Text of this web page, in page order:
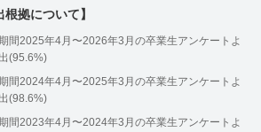
根拠について】
間2025年4月〜2026年3月の卒業生アンケートよ
(95.6%)
間2024年4月〜2025年3月の卒業生アンケートよ
(98.6%)
間2023年4月〜2024年3月の卒業生アンケートよ